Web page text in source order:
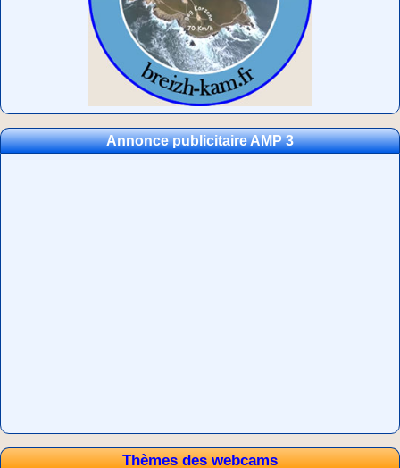
Annonce publicitaire AMP 3
Thèmes des webcams